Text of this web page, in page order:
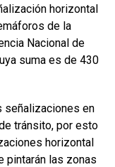
horizontal
de la
Nacional de
suma es de 430
señalizaciones en
tránsito, por esto
horizontal
pintarán las zonas